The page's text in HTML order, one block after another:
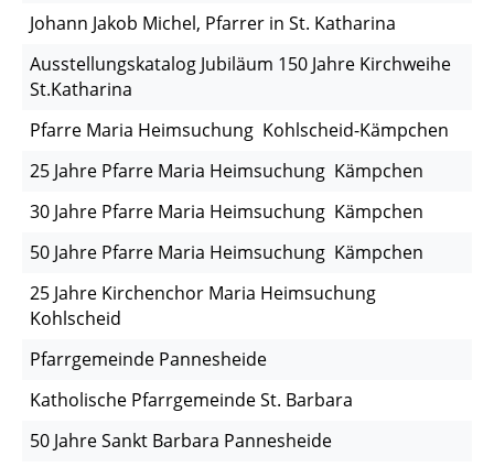
Johann Jakob Michel, Pfarrer in St. Katharina
Ausstellungskatalog Jubiläum 150 Jahre Kirchweihe
St.Katharina
Pfarre Maria Heimsuchung Kohlscheid-Kämpchen
25 Jahre Pfarre Maria Heimsuchung Kämpchen
30 Jahre Pfarre Maria Heimsuchung Kämpchen
50 Jahre Pfarre Maria Heimsuchung Kämpchen
25 Jahre Kirchenchor Maria Heimsuchung
Kohlscheid
Pfarrgemeinde Pannesheide
Katholische Pfarrgemeinde St. Barbara
50 Jahre Sankt Barbara Pannesheide